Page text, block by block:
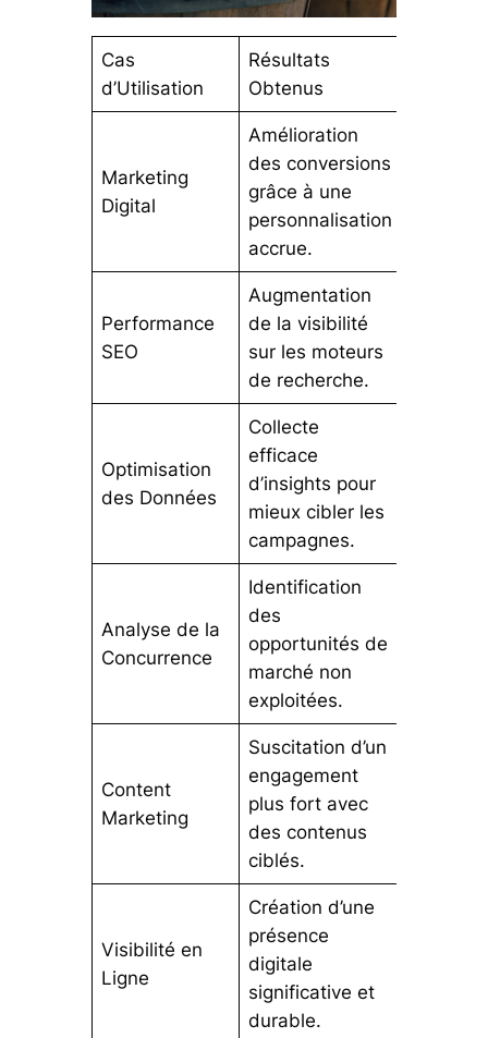
Cas
d’Utilisation
Résultats
Obtenus
Marketing
Digital
Amélioration
des conversions
grâce à une
personnalisation
accrue.
Performance
SEO
Augmentation
de la visibilité
sur les moteurs
de recherche.
Optimisation
des Données
Collecte
efficace
d’insights pour
mieux cibler les
campagnes.
Analyse de la
Concurrence
Identification
des
opportunités de
marché non
exploitées.
Content
Marketing
Suscitation d’un
engagement
plus fort avec
des contenus
ciblés.
Visibilité en
Ligne
Création d’une
présence
digitale
significative et
durable.